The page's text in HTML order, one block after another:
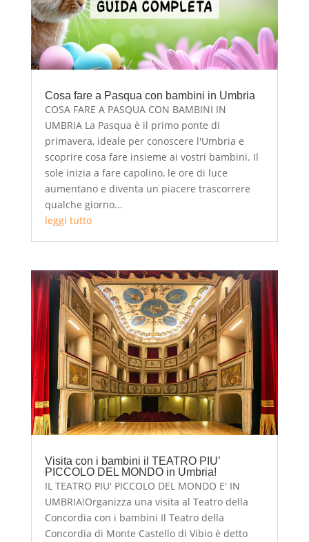
Cosa fare a Pasqua con bambini in Umbria
COSA FARE A PASQUA CON BAMBINI IN
UMBRIA La Pasqua è il primo ponte di
primavera, ideale per conoscere l'Umbria e
scoprire cosa fare insieme ai vostri bambini. Il
sole inizia a fare capolino, le ore di luce
aumentano e diventa un piacere trascorrere
qualche giorno...
leggi tutto
Visita con i bambini il TEATRO PIU’
PICCOLO DEL MONDO in Umbria!
IL TEATRO PIU' PICCOLO DEL MONDO E' IN
UMBRIA!Organizza una visita al Teatro della
Concordia con i bambini Il Teatro della
Concordia di Monte Castello di Vibio è detto